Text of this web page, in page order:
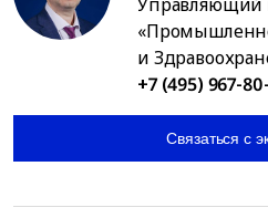
Управляющий
и
+7 (495) 967-
Связаться с